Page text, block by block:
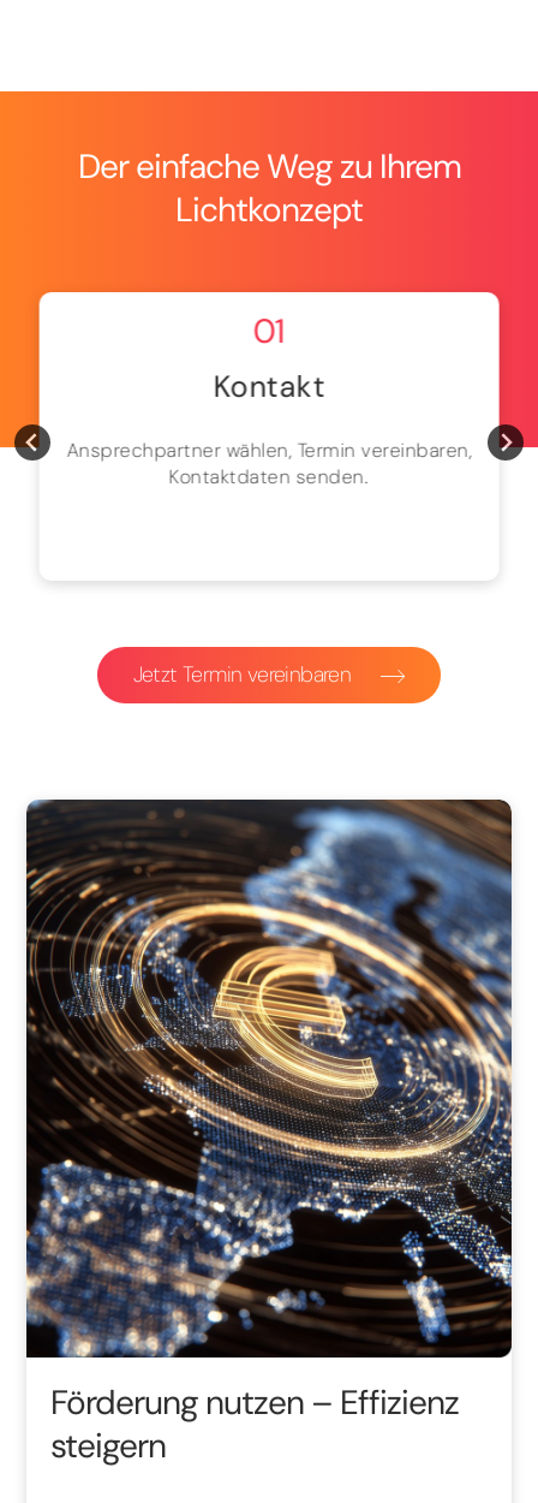
Der einfache Weg zu Ihrem
Lichtkonzept
01
Kontakt
Ansprechpartner wählen, Termin vereinbaren,
Kontaktdaten senden.
Jetzt Termin vereinbaren
Förderung nutzen – Effizienz
steigern